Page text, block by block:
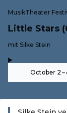
MusikTheater
Little Stars
-mit Silke Stein
October 2 –